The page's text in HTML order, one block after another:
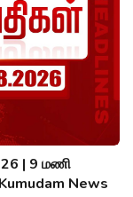
| 9 மணி
News